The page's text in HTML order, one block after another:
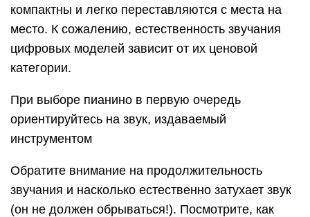
компактны и легко переставляются с места на
место. К сожалению, естественность звучания
цифровых моделей зависит от их ценовой
категории.
При выборе пианино в первую очередь
ориентируйтесь на звук, издаваемый
инструментом
Обратите внимание на продолжительность
звучания и насколько естественно затухает звук
(он не должен обрываться!). Посмотрите, как